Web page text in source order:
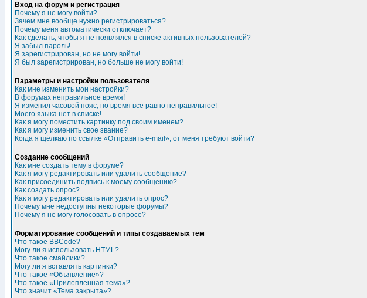
Вход на форум и регистрация
Почему я не могу войти?
Зачем мне вообще нужно регистрироваться?
Почему меня автоматически отключает?
Как сделать, чтобы я не появлялся в списке активных пользователей?
Я забыл пароль!
Я зарегистрирован, но не могу войти!
Я был зарегистрирован, но больше не могу войти!
Параметры и настройки пользователя
Как мне изменить мои настройки?
В форумах неправильное время!
Я изменил часовой пояс, но время все равно неправильное!
Моего языка нет в списке!
Как я могу поместить картинку под своим именем?
Как я могу изменить свое звание?
Когда я щёлкаю по ссылке «Отправить e-mail», от меня требуют войти?
Создание сообщений
Как мне создать тему в форуме?
Как я могу редактировать или удалить сообщение?
Как присоединить подпись к моему сообщению?
Как создать опрос?
Как я могу редактировать или удалить опрос?
Почему мне недоступны некоторые форумы?
Почему я не могу голосовать в опросе?
Форматирование сообщений и типы создаваемых тем
Что такое BBCode?
Могу ли я использовать HTML?
Что такое смайлики?
Могу ли я вставлять картинки?
Что такое «Объявление»?
Что такое «Прилепленная тема»?
Что значит «Тема закрыта»?